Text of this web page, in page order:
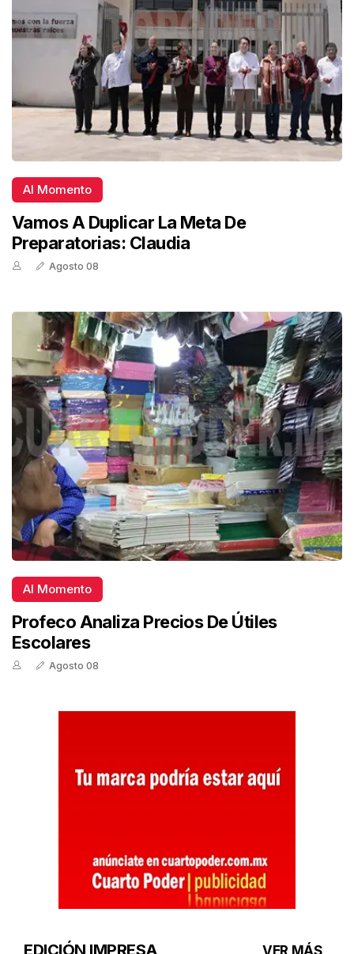
Al Momento
Vamos A Duplicar La Meta De
Preparatorias: Claudia
Agosto 08
Al Momento
Profeco Analiza Precios De Útiles
Escolares
Agosto 08